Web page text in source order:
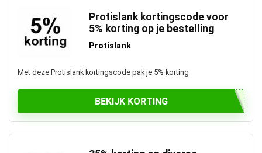
Protislank kortingscode voor
5% korting op je bestelling
Protislank
Met deze Protislank kortingscode pak je 5% korting
BEKIJK KORTING